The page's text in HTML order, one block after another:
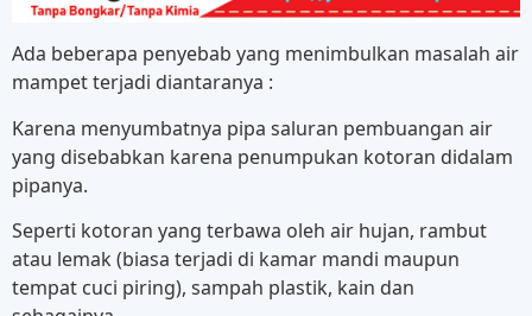
Ada beberapa penyebab yang menimbulkan masalah air
mampet terjadi diantaranya :
Karena menyumbatnya pipa saluran pembuangan air
yang disebabkan karena penumpukan kotoran didalam
pipanya.
Seperti kotoran yang terbawa oleh air hujan, rambut
atau lemak (biasa terjadi di kamar mandi maupun
tempat cuci piring), sampah plastik, kain dan